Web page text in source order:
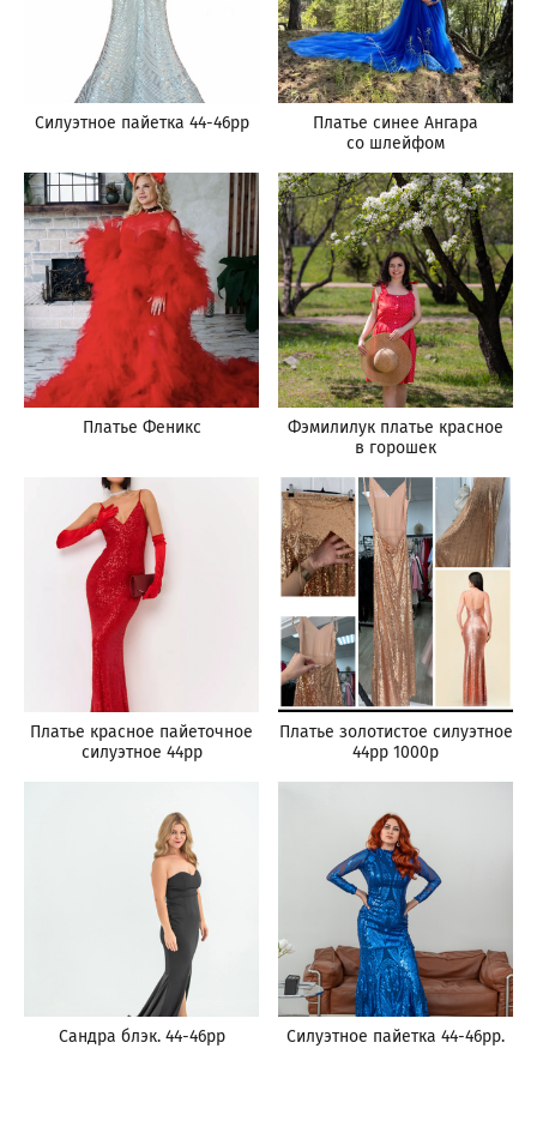
Силуэтное пайетка 44-46рр
Платье синее Ангара
со шлейфом
Платье Феникс
Фэмилилук платье красное
в горошек
Платье красное пайеточное
силуэтное 44рр
Платье золотистое силуэтное
44рр 1000р
Сандра блэк. 44-46рр Силуэтное пайетка 44-46рр.